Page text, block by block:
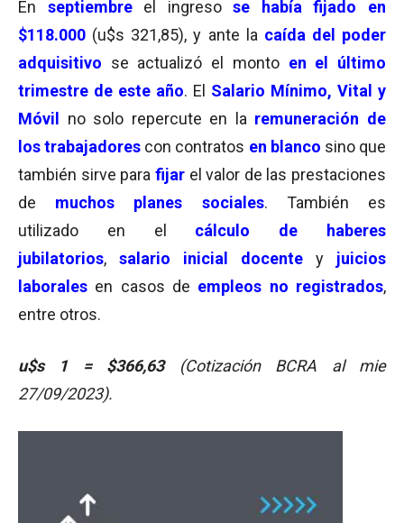
En septiembreel ingresose había fijado en
$118.000 (u$s 321,85), y ante la caída del poder
adquisitivo se actualizó el monto en el último
trimestre de este año. El Salario Mínimo, Vital y
Móvil
no solo repercute en la remuneración de
lostrabajadores con contratos en blanco sino que
también sirve para fijar el valor de las prestaciones
de muchos planes sociales. También es
utilizado en el cálculo de haberes
jubilatorios, salario inicial docente y
juicios
laborales en casos de empleos no registrados,
entre otros.
u$s 1 = $366,63(Cotización BCRA al mie
27/09/2023).